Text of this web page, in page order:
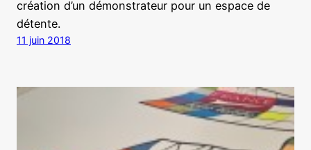
création d’un démonstrateur pour un espace de
détente.
11 juin 2018